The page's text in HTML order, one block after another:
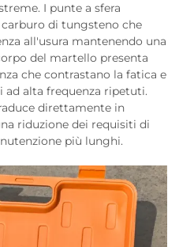
I punte a sfera
di tungsteno che
all'usura mantenendo una
del martello presenta
che contrastano la fatica e
alta frequenza ripetuti.
direttamente in
riduzione dei requisiti di
più lunghi.